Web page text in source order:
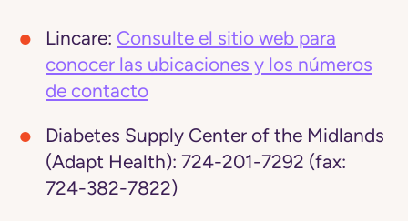
Lincare: Consulte el sitio web para
conocer las ubicaciones y los números
de contacto
Diabetes Supply Center of the Midlands
(Adapt Health): 724-201-7292 (fax:
724-382-7822)